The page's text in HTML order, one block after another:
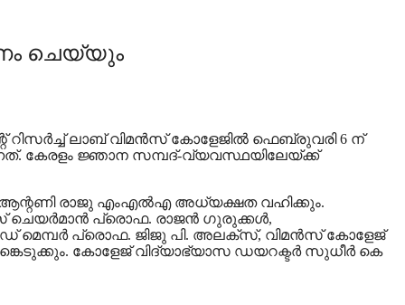
ചെയ്യും
ലാബ് വിമൻസ് കോളേജിൽ ഫെബ്രുവരി 6 ന്
കേരളം ജ്ഞാന സമ്പദ്-വ്യവസ്ഥയിലേയ്ക്ക്
ആന്റണി രാജു എംഎൽഎ അധ്യക്ഷത വഹിക്കും.
പ്രൊഫ. രാജൻ ഗുരുക്കൾ,
മെമ്പർ പ്രൊഫ. ജിജു പി. അലക്‌സ്, വിമൻസ് കോളേജ്
കോളേജ് വിദ്യാഭ്യാസ ഡയറക്ടർ സുധീർ കെ